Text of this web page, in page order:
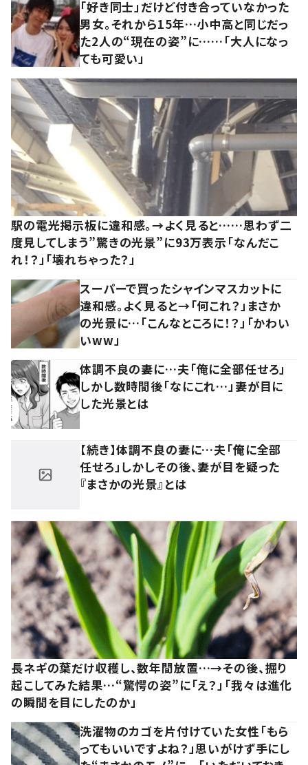
「好き同士」だけど付き合っていなかった
男女。それから15年…小中高と同じだっ
た2人の“現在の姿”に……「大人になっ
ても可愛い」
駅の電光掲示板に違和感。→よく見ると……思わず二
度見してしまう”驚きの光景”に93万表示「なんだこ
れ！？」「壊れちゃった？」
スーパーで買ったシャインマスカットに
違和感。よく見ると→「何これ？」まさか
の光景に…「こんなところに！？」「かわい
いww」
体調不良の妻に…夫「俺に全部任せろ」
しかし数時間後「なにこれ…」妻が目に
した光景とは
【続き】体調不良の妻に…夫「俺に全部
任せろ」しかしその後、妻が目を疑った
『まさかの光景』とは
長ネギの葉だけ収穫し、数年間放置…→その後、掘り
起こしてみた結果…“驚愕の姿”に「え？」「我々は進化
の瞬間を目にしたのか」
洗濯物のカゴを片付けていた女性「もら
ってもいいですよね？」思いがけず手にし